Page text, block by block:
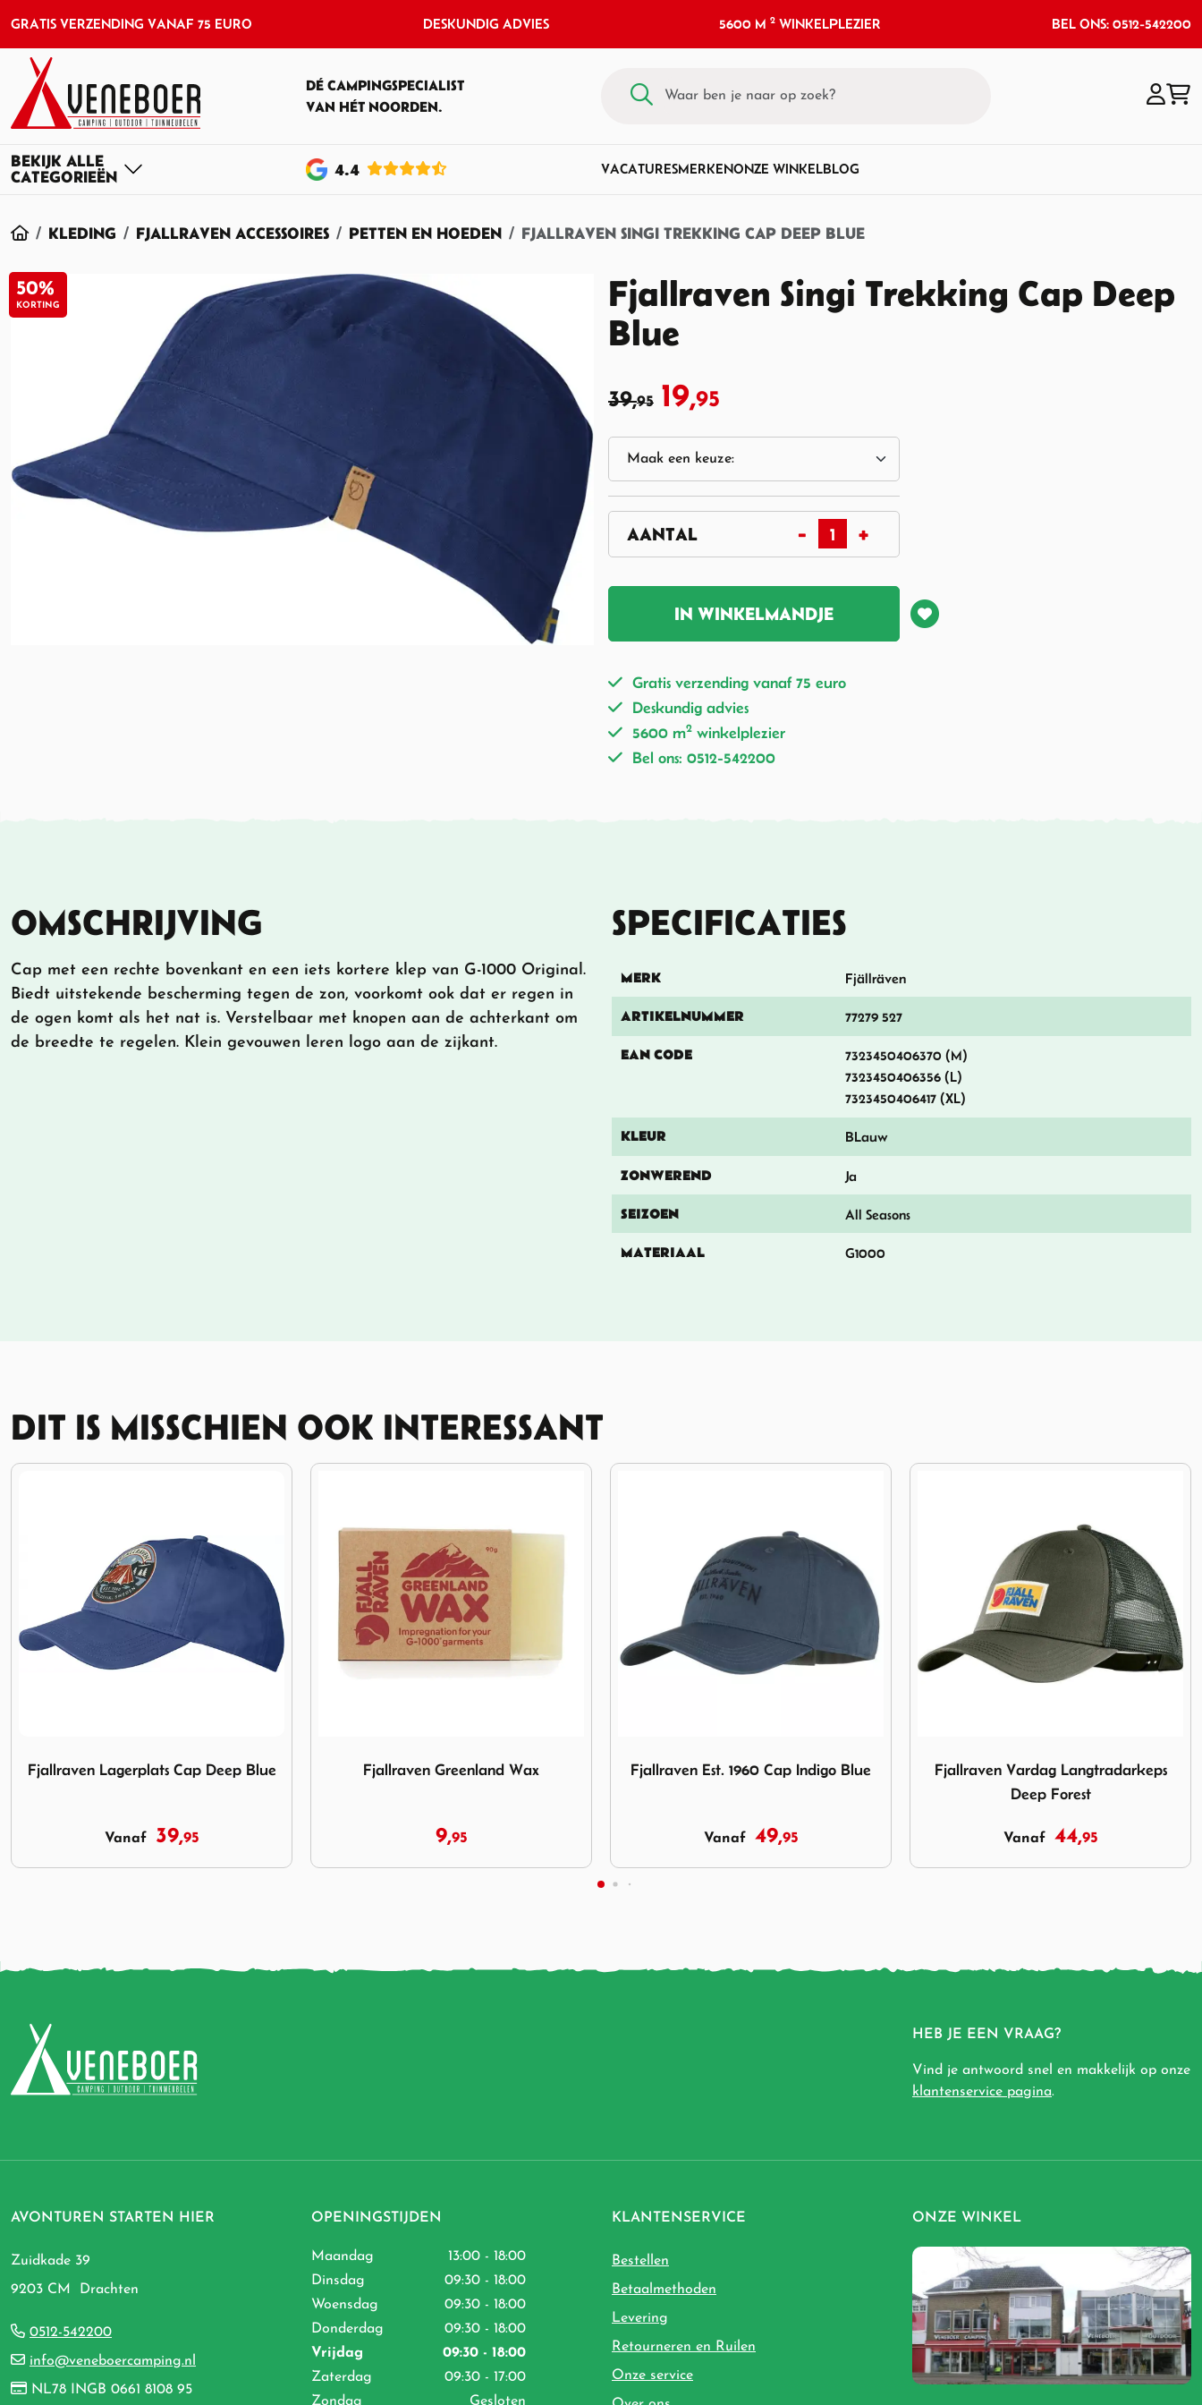
GRATIS VERZENDING VANAF 75 EURO DESKUNDIG ADVIES 5600 M2 WINKELPLEZIER BEL ONS: 0512-542200
DÉ CAMPINGSPECIALIST
VAN HÉT NOORDEN.
4.4 VACATURESMERKENONZE WINKELBLOG
HOMEKLEDING FJALLRAVEN ACCESSOIRES PETTEN EN HOEDEN FJALLRAVEN SINGI TREKKING CAP DEEP BLUE
50%
KORTING
Fjallraven Singi Trekking Cap Deep
Blue
39,95 19,95
IN WINKELMANDJE
Gratis verzending vanaf 75 euro
Deskundig advies
5600 m2 winkelplezier
Bel ons: 0512-542200
OMSCHRIJVING
Cap met een rechte bovenkant en een iets kortere klep van G-1000 Original.
Biedt uitstekende bescherming tegen de zon, voorkomt ook dat er regen in
de ogen komt als het nat is. Verstelbaar met knopen aan de achterkant om
de breedte te regelen. Klein gevouwen leren logo aan de zijkant.
SPECIFICATIES
MERK Fjällräven
ARTIKELNUMMER 77279 527
EAN CODE
7323450406370 (M)
7323450406356 (L)
7323450406417 (XL)
KLEUR BLauw
ZONWEREND Ja
SEIZOEN All Seasons
MATERIAAL G1000
DIT IS MISSCHIEN OOK INTERESSANT
Fjallraven Greenland Wax
9, 95
Fjallraven Est. 1960 Cap Indigo Blue
Vanaf49,
Fjallraven Vardag Langtradarkeps
Vanaf 44,95
Fjallraven Vardag Langtradarkeps
Green
Vanaf 44,95
HEB JE EEN VRAAG?
Vind je antwoord snel en makkelijk op onze
klantenservice pagina.
AVONTUREN STARTEN HIER
Zuidkade 39
9203 CM Drachten
0512-542200
info@veneboercamping.nl
NL78 INGB 0661 8108 95
OPENINGSTIJDEN
Maandag
13:00 - 18:00
Dinsdag
09:30 - 18:00
Woensdag
09:30 - 18:00
Donderdag
09:30 - 18:00
Vrijdag
09:30 - 18:00
Zaterdag
09:30 - 17:00
Zondag
Gesloten
KLANTENSERVICE
Bestellen
Betaalmethoden
Levering
Retourneren en Ruilen
Onze service
ONZE WINKEL